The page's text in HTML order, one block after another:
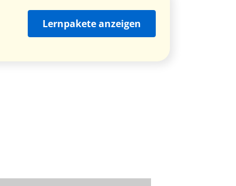
Lernpakete anzeigen